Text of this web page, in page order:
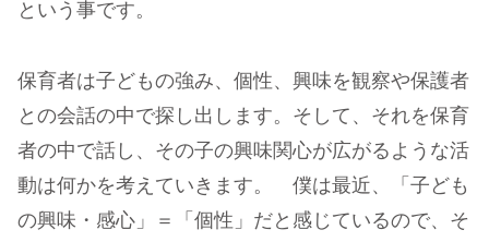
という事です。
保育者は子どもの強み、個性、興味を観察や保護者
との会話の中で探し出します。そして、それを保育
者の中で話し、その子の興味関心が広がるような活
動は何かを考えていきます。 僕は最近、「子ども
の興味・感心」＝「個性」だと感じているので、そ